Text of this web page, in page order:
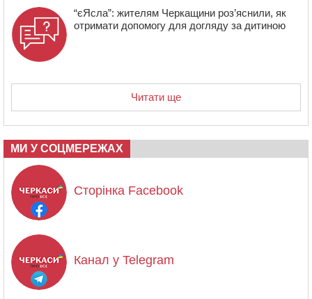
“єЯсла”: жителям Черкащини роз’яснили, як
отримати допомогу для догляду за дитиною
Читати ще
МИ У СОЦМЕРЕЖАХ
Сторінка Facebook
Канал у Telegram